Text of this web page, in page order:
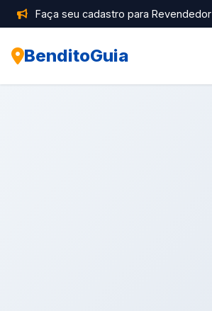
Faça seu cadastro para Revendedor
BenditoGuia